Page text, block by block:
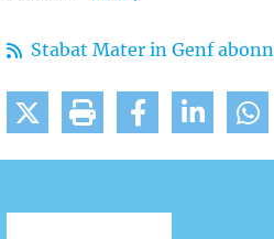
Stabat Mater in Genf